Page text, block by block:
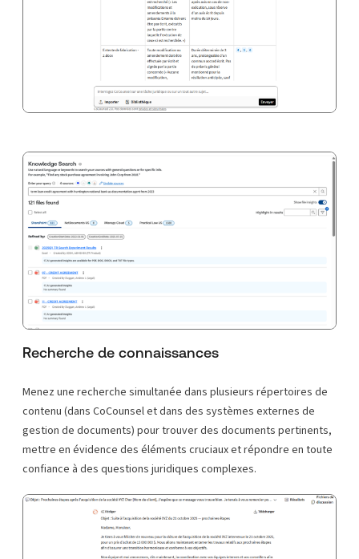
Recherche de connaissances
Menez une recherche simultanée dans plusieurs répertoires de
contenu (dans CoCounsel et dans des systèmes externes de
gestion de documents) pour trouver des documents pertinents,
mettre en évidence des éléments cruciaux et répondre en toute
confiance à des questions juridiques complexes.